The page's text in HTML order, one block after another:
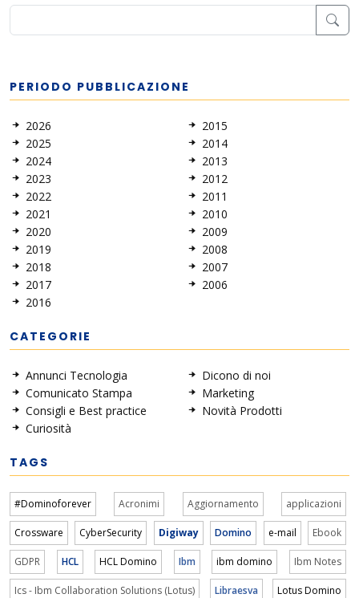
PERIODO PUBBLICAZIONE
2026
2025
2024
2023
2022
2021
2020
2019
2018
2017
2016
2015
2014
2013
2012
2011
2010
2009
2008
2007
2006
CATEGORIE
Annunci Tecnologia
Comunicato Stampa
Consigli e Best practice
Curiosità
Dicono di noi
Marketing
Novità Prodotti
TAGS
#Dominoforever Acronimi Aggiornamento applicazioni
Crossware CyberSecurity Digiway Domino e-mail Ebook
GDPR HCL HCL Domino Ibm ibm domino Ibm Notes
Ics - Ibm Collaboration Solutions (Lotus) Libraesva Lotus Domino